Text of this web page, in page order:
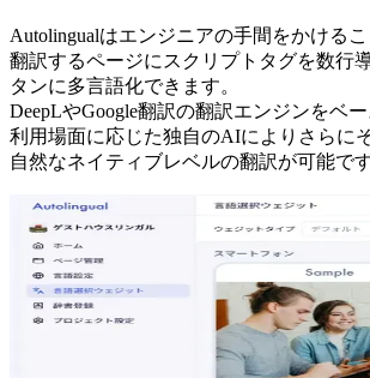
Autolingualはエンジニアの手間をかけるこ
翻訳するページにスクリプトタグを数行
タンに多言語化できます。
DeepLやGoogle翻訳の翻訳エンジンをベー
利用場面に応じた独自のAIによりさらに
自然なネイティブレベルの翻訳が可能です